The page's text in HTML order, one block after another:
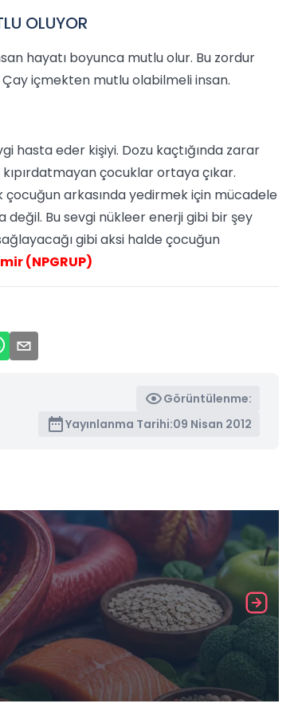
OLUYOR
hayatı boyunca mutlu olur. Bu zordur
içmekten mutlu olabilmeli insan.
hasta eder kişiyi. Dozu kaçtığında zarar
çocuklar ortaya çıkar.
çocuğun arkasında yedirmek için mücadele
değil. Bu sevgi nükleer enerji gibi bir şey
gibi aksi halde çocuğun
(NPGRUP)
Görüntülenme:
Yayınlanma Tarihi:09 Nisan 2012